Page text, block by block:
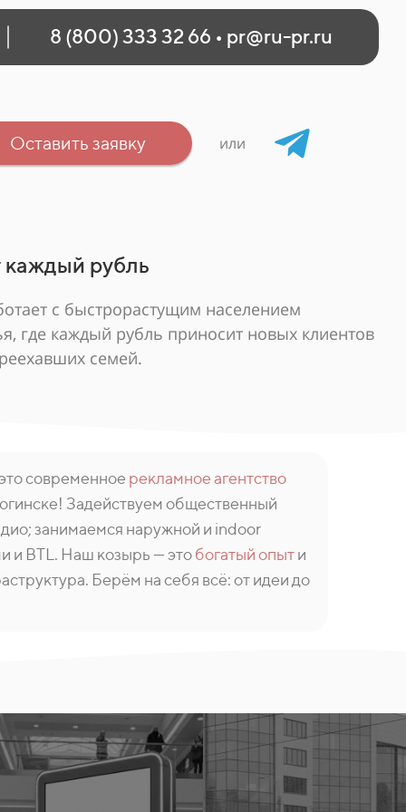
8 (800) 333 32 66 • pr@ru-pr.ru
Оставить заявку или
каждый рубль
с быстрорастущим населением
где каждый рубль приносит новых клиентов
семей.
современное рекламное агентство
Задействуем общественный
занимаемся наружной и indoor
и BTL. Наш козырь — этобогатый опыти
Берём на себя всё: от идеи до